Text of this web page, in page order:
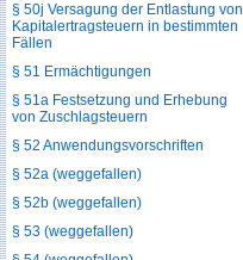
§ 50j Versagung der Entlastung von
Kapitalertragsteuern in bestimmten
Fällen
§ 51 Ermächtigungen
§ 51a Festsetzung und Erhebung
von Zuschlagsteuern
§ 52 Anwendungsvorschriften
§ 52a (weggefallen)
§ 52b (weggefallen)
§ 53 (weggefallen)